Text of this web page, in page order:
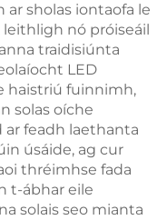
sholas iontaofa le
nó próiseáil
traidisiúnta
LED
haistriú fuinnimh,
solas oíche
feadh laethanta
úsáide, ag cur
thréimhse fada
t-ábhar eile
solais seo mianta